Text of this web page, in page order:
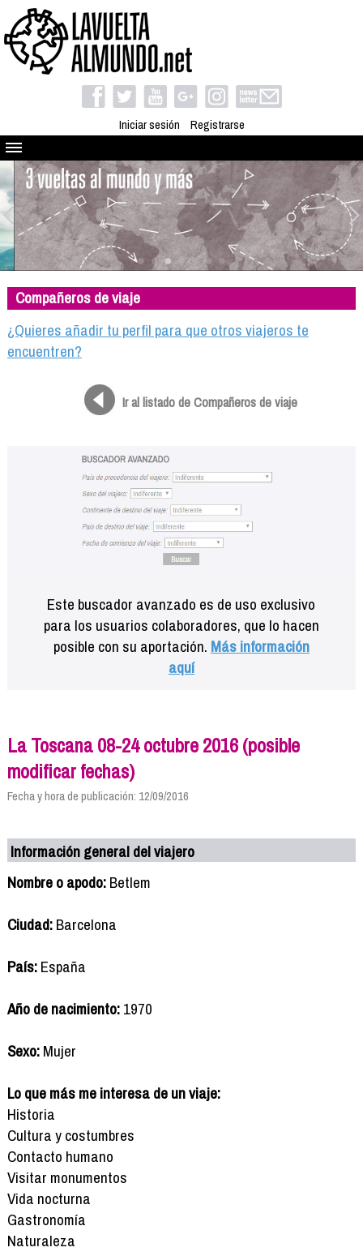
Iniciar sesión Registrarse
Quienes somos
El proyecto
Blog
Viaja con nosotros
Camino solidario
Libros
Compañeros de viaje
Compañeros de viaje
¿Quieres añadir tu perfil para que otros viajeros te
encuentren?
Ir al listado de Compañeros de viaje
Este buscador avanzado es de uso exclusivo
para los usuarios colaboradores, que lo hacen
posible con su aportación. Más información
aquí
La Toscana 08-24 octubre 2016 (posible
modificar fechas)
Fecha y hora de publicación: 12/09/2016
Información general del viajero
Nombre o apodo:Betlem
Ciudad:Barcelona
País:España
Año de nacimiento:1970
Sexo:Mujer
Lo que más me interesa de un viaje:
Historia
Cultura y costumbres
Contacto humano
Visitar monumentos
Vida nocturna
Gastronomía
Naturaleza